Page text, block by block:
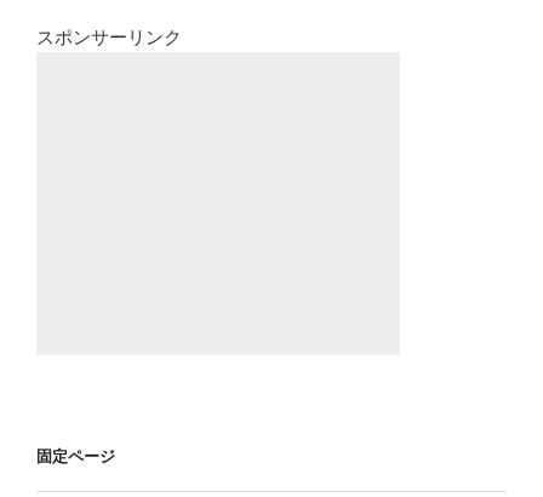
スポンサーリンク
固定ページ